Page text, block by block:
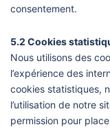
consentement.
5.2 Cookies
Nous utilisons des
l’expérience des
cookies statistiques,
l’utilisation de notre
permission pour